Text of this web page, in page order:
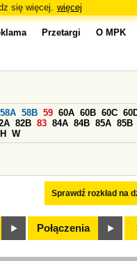
się więcej. więcej
Przetargi O MPK
Sprawdź rozkład na
58A 58B 59 60A 60B 60C
82B 83 84A 84B 85A 85B
H W
Połączenia